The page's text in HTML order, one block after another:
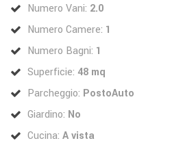
Numero Vani: 2.0
Numero Camere: 1
Numero Bagni: 1
Superficie: 48 mq
Parcheggio: PostoAuto
Giardino: No
Cucina: A vista